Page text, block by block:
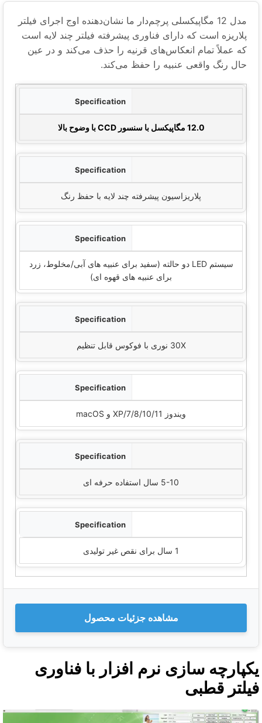
مدل 12 مگاپیکسلی پرچم‌دار ما نشان‌دهنده اوج اجرای فیلتر
پلاریزه است که دارای فناوری پیشرفته فیلتر چند لایه است
که عملاً تمام انعکاس‌های قرنیه را حذف می‌کند و در عین
حال رنگ واقعی عنبیه را حفظ می‌کند.
12.0 مگاپیکسل با سنسور CCD با وضوح بالا
سیستم پلاریزه
پلاریزاسیون پیشرفته چند لایه با حفظ رنگ
سیستم LED دو حالته (سفید برای عنبیه های آبی/مخلوط، زرد
برای عنبیه های قهوه ای)
30X نوری با فوکوس قابل تنظیم
ویندوز XP/7/8/10/11 و macOS
طول عمر طراحی
5-10 سال استفاده حرفه ای
مشاهده جزئیات محصول
سازی نرم افزار با فناوری
قطبی